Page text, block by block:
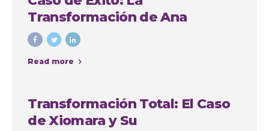
Transformación de Ana
Cristina Osorio Arango con
Colombia Plastic
Read more
Transformación Total: El Caso
de Xiomara y Su